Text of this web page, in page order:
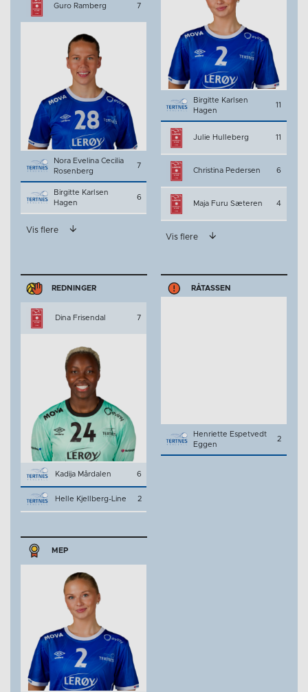
Guro Ramberg 7
Nora Evelina Cecilia
Rosenberg
7
Birgitte Karlsen
Hagen
6
Vis flere
Birgitte Karlsen
Hagen
11
Julie Hulleberg 11
Christina Pedersen 6
Maja Furu Sæteren 4
Vis flere
REDNINGER
Dina Frisendal 7
Kadija Mårdalen 6
Helle Kjellberg-Line 2
RÅTASSEN
Henriette Espetvedt
Eggen
2
MEP